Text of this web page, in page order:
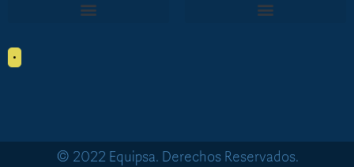
•
© 2022 Equipsa. Derechos Reservados.